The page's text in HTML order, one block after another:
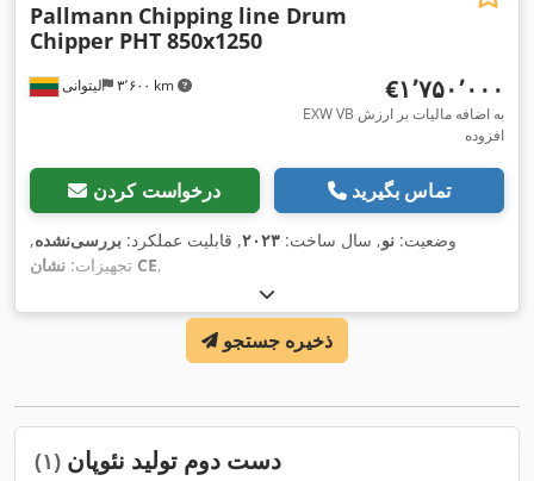
لیتوانی ۳٬۶۰۰ km
Pallmann Chipping line Drum
Chipper PHT 850x1250
‎€۱٬۷۵۰٬۰۰۰
EXW VB به اضافه مالیات بر ارزش
افزوده
درخواست کردن تماس بگیرید
وضعیت: نو, سال ساخت: ۲۰۲۳, قابلیت عملکرد: بررسی‌نشده,
تجهیزات: نشان CE,
ذخیره جستجو
دست دوم تولید نئوپان (۱)